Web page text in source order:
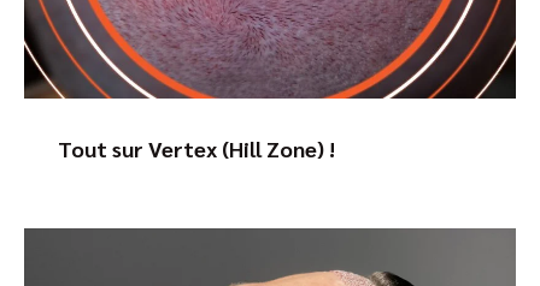
Tout sur Vertex (Hill Zone) !